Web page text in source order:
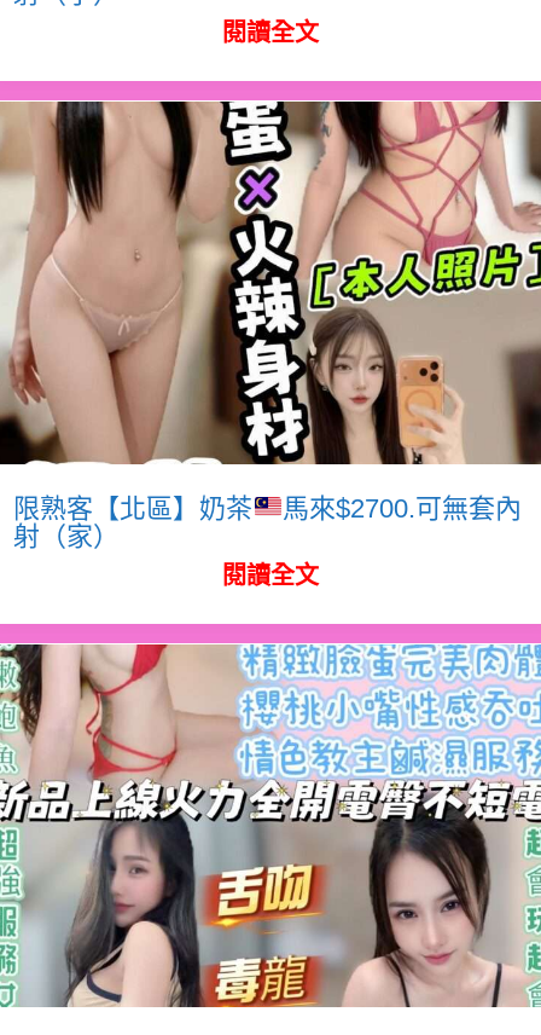
閱讀全文
限熟客【北區】奶茶
馬來$2700.可無套內
射（家）
閱讀全文